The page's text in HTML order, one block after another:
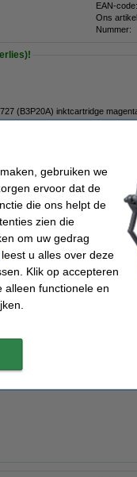
EAN-code:
Ons
Nummer:
(B3P20A) inktcartridge
huismerk te nemen.
(pigment inkt) drukt u
gebruiken we
ervoor dat de
die ons helpt de
zien die
om uw gedrag
leest u alles over deze
Klik op accepteren
alleen functionele en